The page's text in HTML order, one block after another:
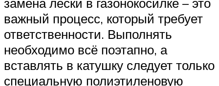
важный процесс, который требует
ответственности. Выполнять
необходимо всё поэтапно, а
вставлять в катушку следует только
специальную полиэтиленовую